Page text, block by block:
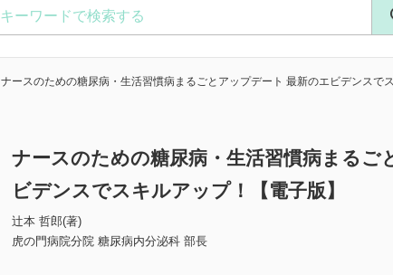
ナースのための糖尿病・生活習慣病まるごとアップデート 最新のエビデンスで
ナースのための糖尿病・生活習慣病まるご
ビデンスでスキルアップ！【電子版】
辻本 哲郎(著)
虎の門病院分院 糖尿病内分泌科 部長